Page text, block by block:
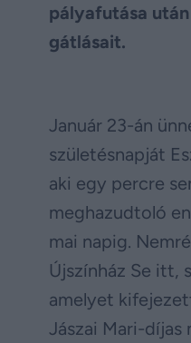
pályafutása
gátlásait.
Január 23-án
születésnapját
aki egy percre
meghazudtoló
mai napig.
Újszínház Se itt,
amelyet
Jászai Mari-díjas